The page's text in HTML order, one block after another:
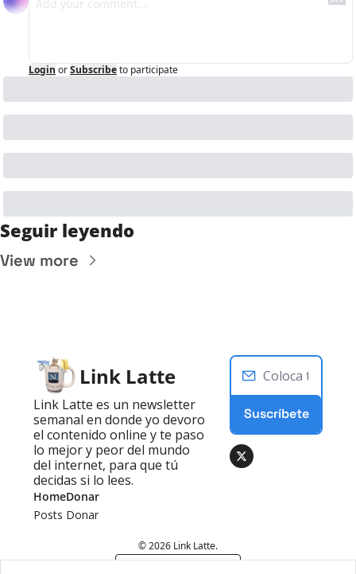
Login orSubscribeto participate
Seguir leyendo
View more
Link Latte
Link Latte es un newsletter
semanal en donde yo devoro
el contenido online y te paso
lo mejor y peor del mundo
del internet, para que tú
decidas si lo lees.
Suscríbete
Home
Posts
Donar
Donar
© 2026 Link Latte.